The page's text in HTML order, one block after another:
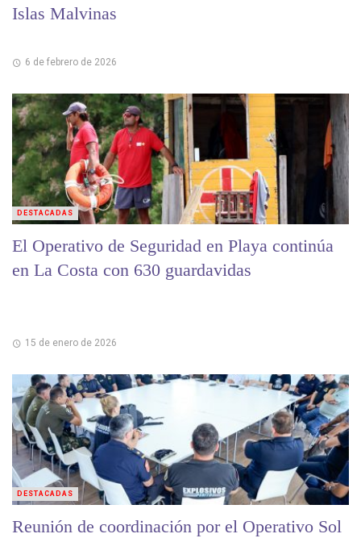
Islas Malvinas
6 de febrero de 2026
El Operativo de Seguridad en Playa continúa
en La Costa con 630 guardavidas
15 de enero de 2026
DESTACADAS
Reunión de coordinación por el Operativo Sol
DESTACADAS